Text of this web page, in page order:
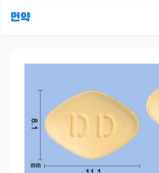
먼약